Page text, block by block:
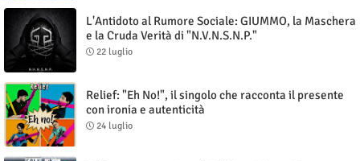
L'Antidoto al Rumore Sociale: GIUMMO, la Maschera
e la Cruda Verità di "N.V.N.S.N.P."
22 luglio
Relief: "Eh No!", il singolo che racconta il presente
con ironia e autenticità
24 luglio